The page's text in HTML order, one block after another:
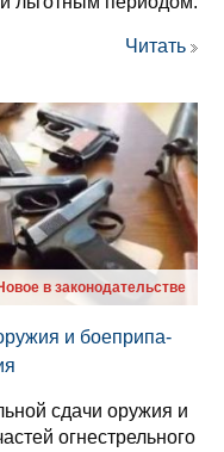
Читать
в законодательстве
и бо­еп­ри­па­
сдачи оружия и
огнестрельного